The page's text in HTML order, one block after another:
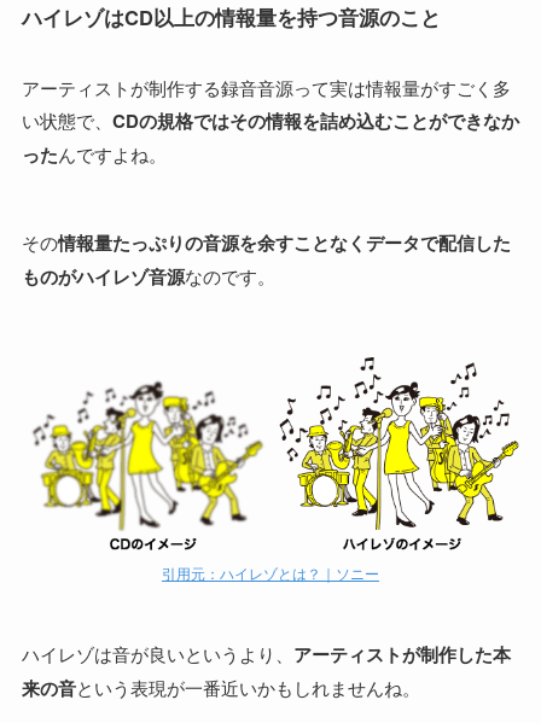
ハイレゾはCD以上の情報量を持つ音源のこと
アーティストが制作する録音音源って実は情報量がすごく多
い状態で、 CDの規格ではその情報を詰め込むことができなか
ったんですよね。
その情報量たっぷりの音源を余すことなくデータで配信した
ものがハイレゾ音源なのです。
引用元：ハイレゾとは？｜ソニー
ハイレゾは音が良いというより、 アーティストが制作した本
来の音という表現が一番近いかもしれませんね。